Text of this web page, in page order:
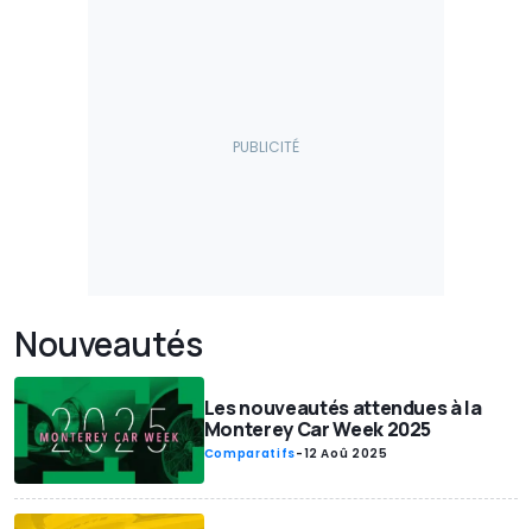
Nouveautés
Les nouveautés attendues à la
Monterey Car Week 2025
Comparatifs-12 Aoû 2025